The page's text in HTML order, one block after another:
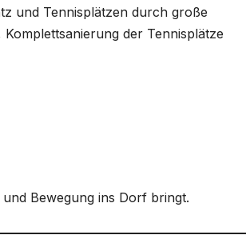
und Tennisplätzen durch große
der Tennisplätze
Bewegung ins Dorf bringt.